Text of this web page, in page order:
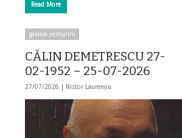
Read More
galaxia nemuririi
CĂLIN DEMETRESCU 27-
02-1952 – 25-07-2026
27/07/2026 | Nistor Laurențiu